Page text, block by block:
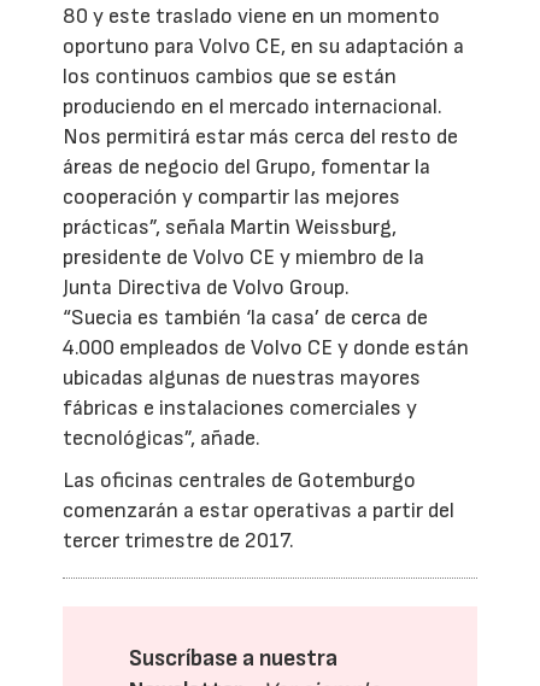
80 y este traslado viene en un momento
oportuno para Volvo CE, en su adaptación a
los continuos cambios que se están
produciendo en el mercado internacional.
Nos permitirá estar más cerca del resto de
áreas de negocio del Grupo, fomentar la
cooperación y compartir las mejores
prácticas”, señala Martin Weissburg,
presidente de Volvo CE y miembro de la
Junta Directiva de Volvo Group.
“Suecia es también ‘la casa’ de cerca de
4.000 empleados de Volvo CE y donde están
ubicadas algunas de nuestras mayores
fábricas e instalaciones comerciales y
tecnológicas”, añade.
Las oficinas centrales de Gotemburgo
comenzarán a estar operativas a partir del
tercer trimestre de 2017.
Suscríbase a nuestra